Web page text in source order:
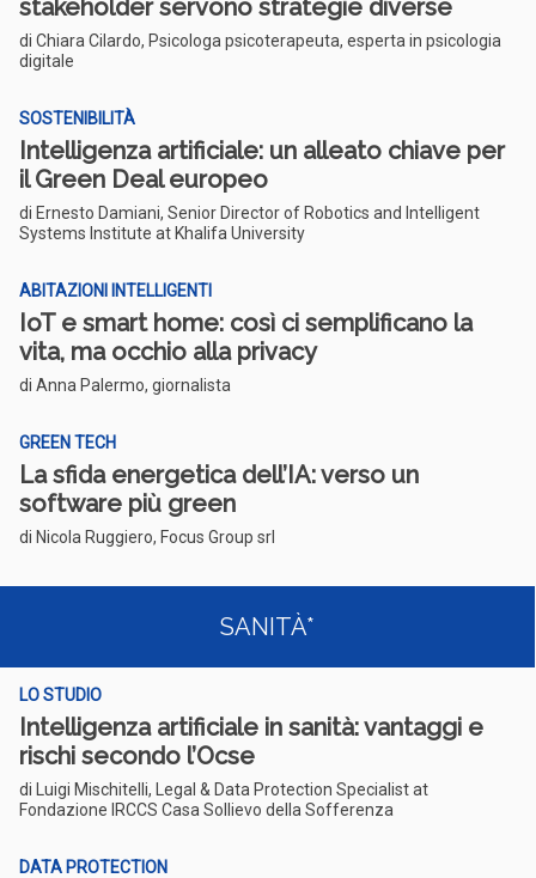
stakeholder servono strategie diverse
di Chiara Cilardo, Psicologa psicoterapeuta, esperta in psicologia
digitale
SOSTENIBILITÀ
Intelligenza artificiale: un alleato chiave per
il Green Deal europeo
di Ernesto Damiani, Senior Director of Robotics and Intelligent
Systems Institute at Khalifa University
ABITAZIONI INTELLIGENTI
IoT e smart home: così ci semplificano la
vita, ma occhio alla privacy
di Anna Palermo, giornalista
GREEN TECH
La sfida energetica dell’IA: verso un
software più green
di Nicola Ruggiero, Focus Group srl
SANITÀ*
LO STUDIO
Intelligenza artificiale in sanità: vantaggi e
rischi secondo l’Ocse
di Luigi Mischitelli, Legal & Data Protection Specialist at
Fondazione IRCCS Casa Sollievo della Sofferenza
DATA PROTECTION